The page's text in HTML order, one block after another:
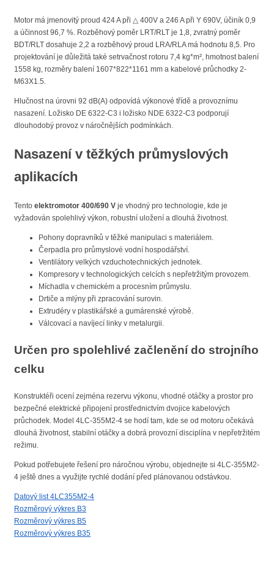
Motor má jmenovitý proud 424 A při △ 400V a 246 A při Y 690V, účiník 0,9
a účinnost 96,7 %. Rozběhový poměr LRT/RLT je 1,8, zvratný poměr
BDT/RLT dosahuje 2,2 a rozběhový proud LRA/RLA má hodnotu 8,5. Pro
projektování je důležitá také setrvačnost rotoru 7,4 kg*m², hmotnost balení
1558 kg, rozměry balení 1607*822*1161 mm a kabelové průchodky 2-
M63X1.5.
Hlučnost na úrovni 92 dB(A) odpovídá výkonové třídě a provoznímu
nasazení. Ložisko DE 6322-C3 i ložisko NDE 6322-C3 podporují
dlouhodobý provoz v náročnějších podmínkách.
Nasazení v těžkých průmyslových
aplikacích
Tento elektromotor 400/690 V je vhodný pro technologie, kde je
vyžadován spolehlivý výkon, robustní uložení a dlouhá životnost.
Pohony dopravníků v těžké manipulaci s materiálem.
Čerpadla pro průmyslové vodní hospodářství.
Ventilátory velkých vzduchotechnických jednotek.
Kompresory v technologických celcích s nepřetržitým provozem.
Míchadla v chemickém a procesním průmyslu.
Drtiče a mlýny při zpracování surovin.
Extrudéry v plastikářské a gumárenské výrobě.
Válcovací a navíjecí linky v metalurgii.
Určen pro spolehlivé začlenění do strojního
celku
Konstruktéři ocení zejména rezervu výkonu, vhodné otáčky a prostor pro
bezpečné elektrické připojení prostřednictvím dvojice kabelových
průchodek. Model 4LC-355M2-4 se hodí tam, kde se od motoru očekává
dlouhá životnost, stabilní otáčky a dobrá provozní disciplína v nepřetržitém
režimu.
Pokud potřebujete řešení pro náročnou výrobu, objednejte si 4LC-355M2-
4 ještě dnes a využijte rychlé dodání před plánovanou odstávkou.
Datový list 4LC355M2-4
Rozměrový výkres B3
Rozměrový výkres B5
Rozměrový výkres B35